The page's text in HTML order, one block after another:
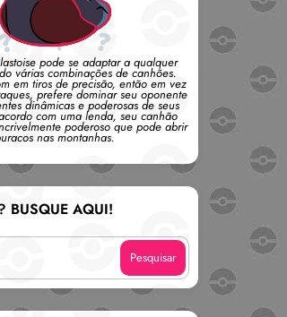
pode se adaptar a qualquer
várias combinações de canhões.
em tiros de precisão, então em vez
prefere dominar seu oponente
dinâmicas e poderosas de seus
com uma lenda, seu canhão
poderoso que pode abrir
nas montanhas.
BUSQUE AQUI!